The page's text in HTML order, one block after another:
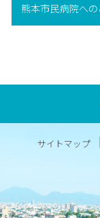
熊本市民病院へ
サイトマップ